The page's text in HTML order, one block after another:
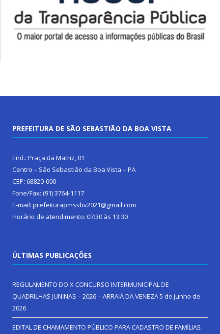
PREFEITURA DE SÃO SEBASTIÃO DA BOA VISTA
End.: Praça da Matriz, 01
Centro – São Sebastião da Boa Vista – PA
CEP: 68820-000
Fone/Fax: (91) 3764-1117
E-mail: prefeiturapmssbv2021@gmail.com
Horário de atendimento: 07:30 às 13:30
ÚLTIMAS PUBLICAÇÕES
REGULAMENTO DO X CONCURSO INTERMUNICIPAL DE
QUADRILHAS JUNINAS – 2026 – ARRAIÁ DA VENEZA5 de junho de
2026
EDITAL DE CHAMAMENTO PÚBLICO PARA CADASTRO DE FAMÍLIAS